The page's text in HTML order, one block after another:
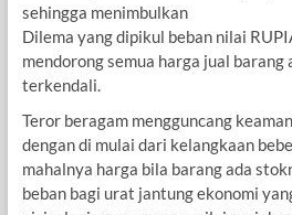
sehingga menimbulkan
Dilema yang dipikul beban nilai
mendorong semua harga jual barang
terkendali.
Teror beragam mengguncang
dengan di mulai dari kelangkaan
mahalnya harga bila barang ada
beban bagi urat jantung ekonomi